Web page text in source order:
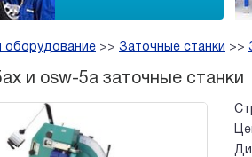
оборудование >> Заточные станки >>
и osw-5a заточные станки